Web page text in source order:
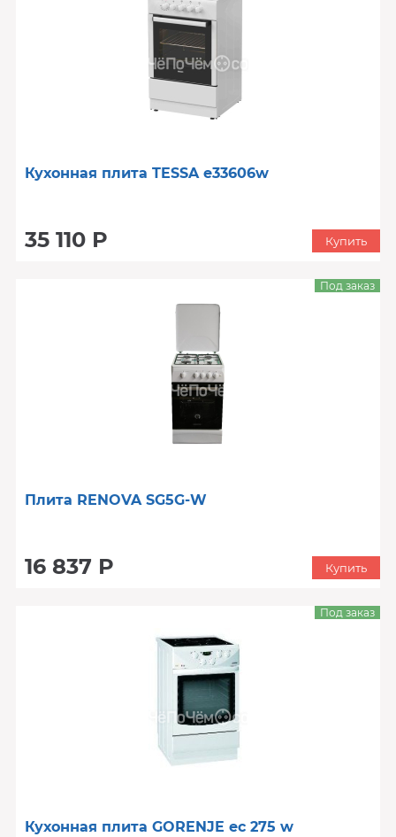
Кухонная плита TESSA e33606w
35 110 Р Купить
Плита RENOVA SG5G-W
16 837 Р
Под заказ
Купить
Кухонная плита GORENJE ec 275 w
Под заказ